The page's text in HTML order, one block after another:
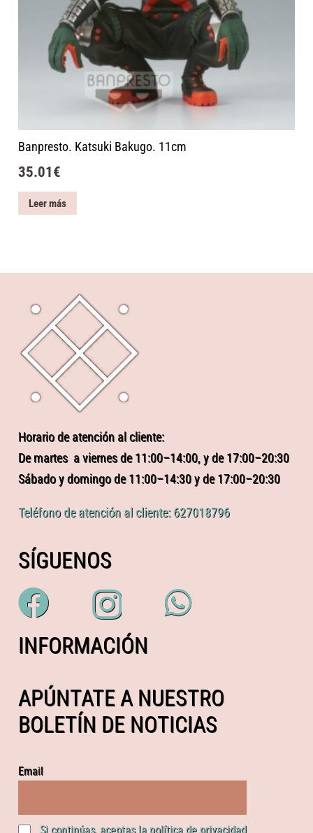
Banpresto. Katsuki Bakugo. 11cm
35.01€
Leer más
Horario de atención al cliente:
De martes a viernes de 11:00–14:00, y de 17:00–20:30
Sábado y domingo de 11:00–14:30 y de 17:00–20:30
Teléfono de atención al cliente: 627018796
SÍGUENOS
INFORMACIÓN
APÚNTATE A NUESTRO
BOLETÍN DE NOTICIAS
Email
Si continúas, aceptas la política de privacidad